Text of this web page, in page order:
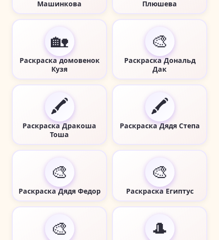
Машинкова
Плюшева
🏡
Раскраска домовенок
Кузя
🎨
Раскраска Дональд
Дак
🖍️
Раскраска Дракоша
Тоша
🖍️
Раскраска Дядя Степа
🎨
Раскраска Дядя Федор
🎨
Раскраска Египтус
🎨 🎩